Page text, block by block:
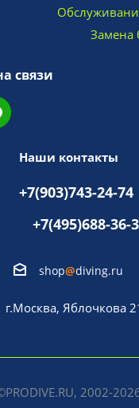
Замена
связи
Наши контакты
+7(903)743-24-74
+7(495)688-36-
shop@diving.ru
г.Москва, Яблочкова
2002-